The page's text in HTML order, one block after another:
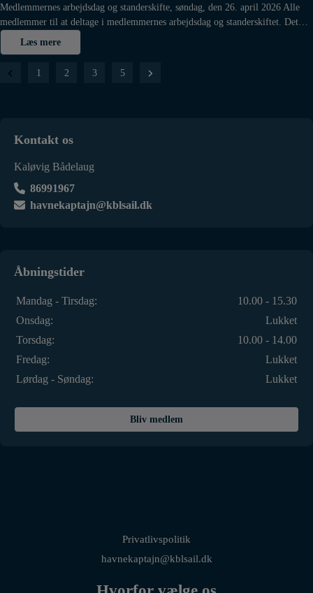
Medlemmernes arbejdsdag og standerskifte, søndag, den 26. april 2026 Alle
medlemmer til at deltage i medlemmernes arbejdsdag og standerskiftet. Det…
Læs mere
Navigation
1 2 3 5
Kontakt os
Kaløvig Bådelaug
86991967
havnekaptajn@kblsail.dk
Åbningstider
Mandag - Tirsdag:
10.00 - 15.30
Onsdag:
Lukket
Torsdag:
10.00 - 14.00
Fredag:
Lukket
Lørdag - Søndag:
Lukket
Bliv medlem
Privatlivspolitik
havnekaptajn@kblsail.dk